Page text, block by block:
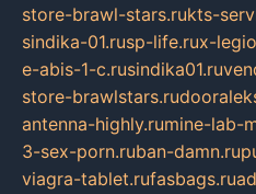
store-brawl-stars.rukts-
sindika-01.rusp-life.rux-
e-abis-1-c.rusindika01.ru
store-brawlstars.ru
antenna-highly.rumine-lab-
3-sex-porn.ruban-damn.ru
viagra-tablet.rufasbags.ru